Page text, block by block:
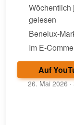
Wöchentlich
gelesen
Benelux-
Im E-
Auf
26. Mai 2026